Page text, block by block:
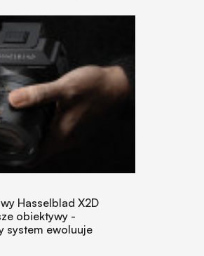
Hasselblad X2D
obiektywy -
system ewoluuje